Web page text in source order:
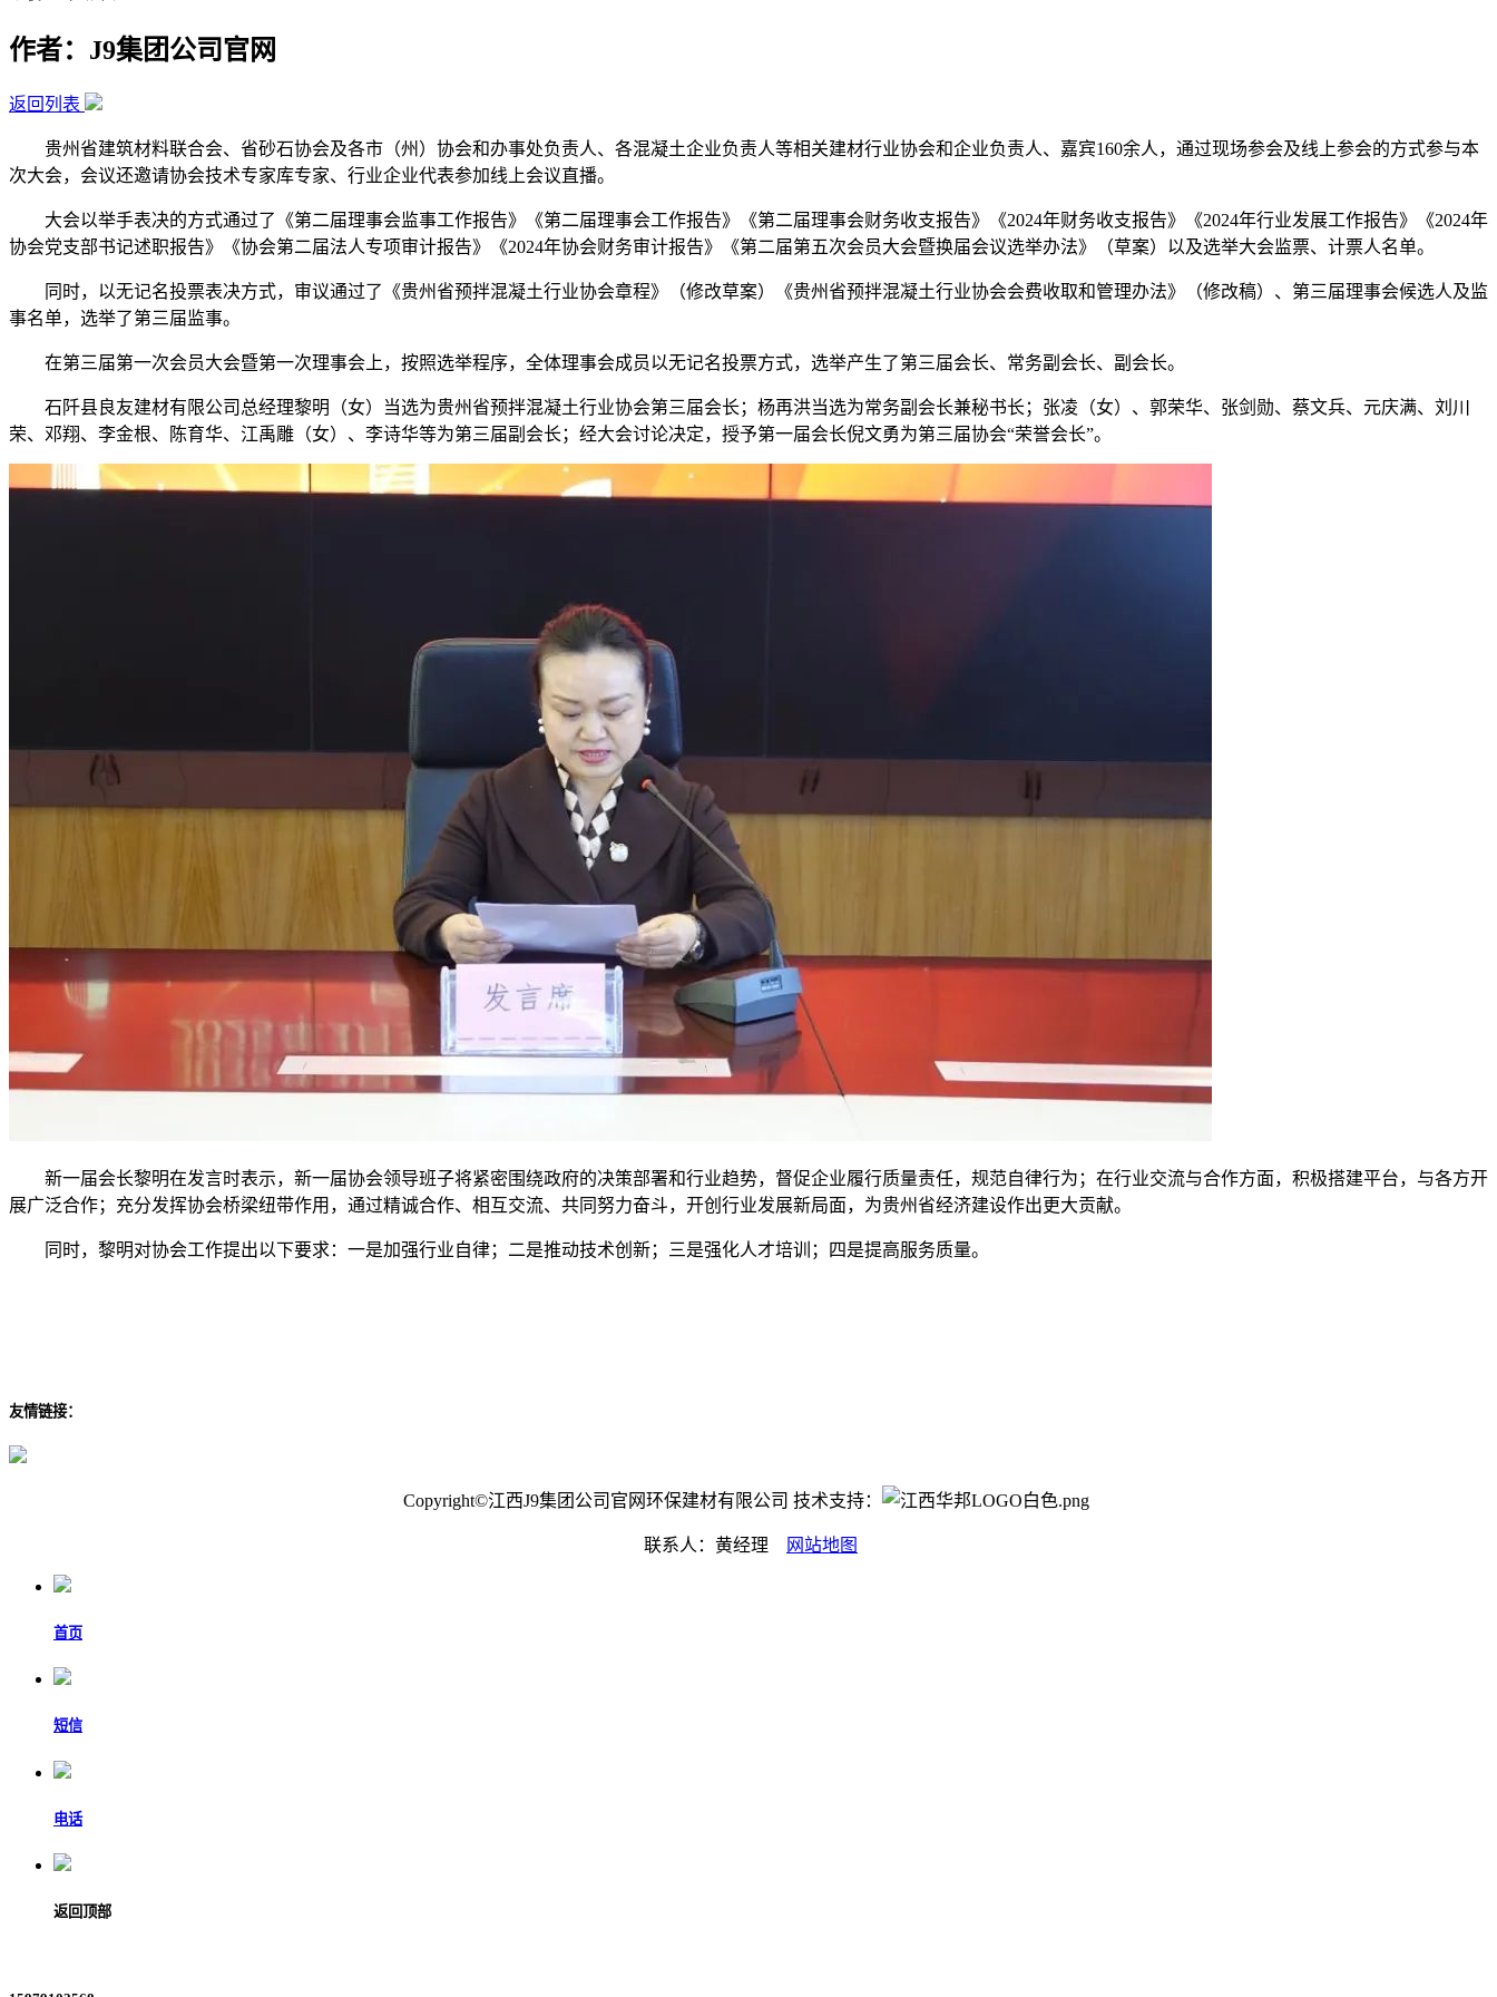
作者：J9集团公司官网
返回列表
贵州省建筑材料联合会、省砂石协会及各市（州）协会和办事处负责人、各混凝土企业负责人等相关建材行业协会和企业负责人、嘉宾160余人，通过现场参会及线上参会的方式参与本
次大会，会议还邀请协会技术专家库专家、行业企业代表参加线上会议直播。
大会以举手表决的方式通过了《第二届理事会监事工作报告》《第二届理事会工作报告》《第二届理事会财务收支报告》《2024年财务收支报告》《2024年行业发展工作报告》《2024年
协会党支部书记述职报告》《协会第二届法人专项审计报告》《2024年协会财务审计报告》《第二届第五次会员大会暨换届会议选举办法》（草案）以及选举大会监票、计票人名单。
同时，以无记名投票表决方式，审议通过了《贵州省预拌混凝土行业协会章程》（修改草案）《贵州省预拌混凝土行业协会会费收取和管理办法》（修改稿）、第三届理事会候选人及监
事名单，选举了第三届监事。
在第三届第一次会员大会暨第一次理事会上，按照选举程序，全体理事会成员以无记名投票方式，选举产生了第三届会长、常务副会长、副会长。
石阡县良友建材有限公司总经理黎明（女）当选为贵州省预拌混凝土行业协会第三届会长；杨再洪当选为常务副会长兼秘书长；张凌（女）、郭荣华、张剑勋、蔡文兵、元庆满、刘川
荣、邓翔、李金根、陈育华、江禹雕（女）、李诗华等为第三届副会长；经大会讨论决定，授予第一届会长倪文勇为第三届协会“荣誉会长”。
新一届会长黎明在发言时表示，新一届协会领导班子将紧密围绕政府的决策部署和行业趋势，督促企业履行质量责任，规范自律行为；在行业交流与合作方面，积极搭建平台，与各方开
展广泛合作；充分发挥协会桥梁纽带作用，通过精诚合作、相互交流、共同努力奋斗，开创行业发展新局面，为贵州省经济建设作出更大贡献。
同时，黎明对协会工作提出以下要求：一是加强行业自律；二是推动技术创新；三是强化人才培训；四是提高服务质量。
友情链接：
Copyright©江西J9集团公司官网环保建材有限公司 技术支持：
联系人：黄经理 网站地图
首页
短信
电话
返回顶部